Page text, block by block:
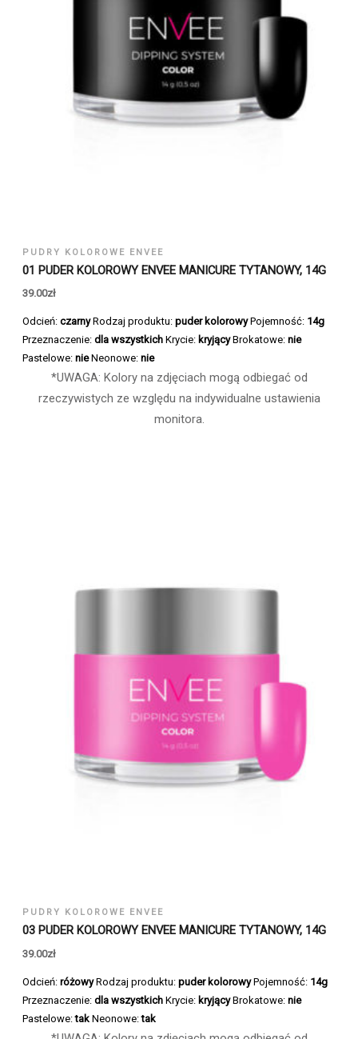
PUDRY KOLOROWE ENVEE
01 PUDER KOLOROWY ENVEE MANICURE TYTANOWY, 14G
39.00zł
Odcień: czarny Rodzaj produktu: puder kolorowy Pojemność: 14g
Przeznaczenie: dla wszystkich Krycie: kryjący Brokatowe: nie
Pastelowe: nie Neonowe: nie
*UWAGA: Kolory na zdjęciach mogą odbiegać od
rzeczywistych ze względu na indywidualne ustawienia
monitora.
PUDRY KOLOROWE ENVEE
03 PUDER KOLOROWY ENVEE MANICURE TYTANOWY, 14G
39.00zł
Odcień: różowy Rodzaj produktu: puder kolorowy Pojemność: 14g
Przeznaczenie: dla wszystkich Krycie: kryjący Brokatowe: nie
Pastelowe:tak Neonowe:tak